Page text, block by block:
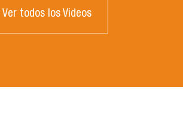
Ver todos los Videos